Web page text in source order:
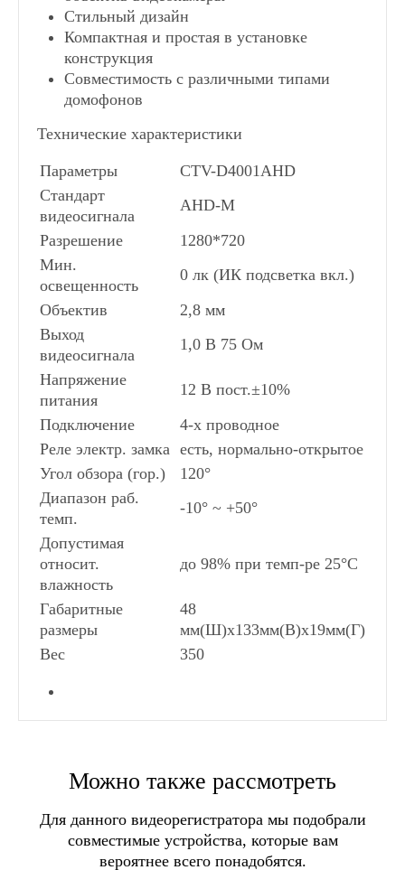
Стильный дизайн
Компактная и простая в установке
конструкция
Совместимость с различными типами
домофонов
Технические характеристики
Параметры
CTV-D4001AHD
Стандарт
видеосигнала
AHD-M
Разрешение
1280*720
Мин.
освещенность
0 лк (ИК подсветка вкл.)
Объектив
2,8 мм
Выход
видеосигнала
1,0 В 75 Ом
Напряжение
питания
12 В пост.±10%
Подключение
4-х проводное
Реле электр. замка есть, нормально-открытое
Угол обзора (гор.)
120°
Диапазон раб.
темп.
-10° ~ +50°
Допустимая
относит.
влажность
до 98% при темп-ре 25°C
Габаритные
размеры
48
мм(Ш)х133мм(В)х19мм(Г)
Вес
350
Разрешение камеры: 1000ТВЛ
Формат видеосигнала: AHD
Материал корпуса:
Металл
Самовывоз в Москве
Самовывоз в Санкт-Питербурге
Самовывоз в пунктах выдачи заказов
СДЭК
Доставка транспортными компаниями
Можно также рассмотреть
Для данного видеорегистратора мы подобрали
совместимые устройства, которые вам
вероятнее всего понадобятся.